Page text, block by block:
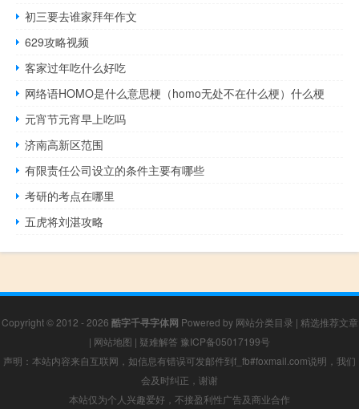
初三要去谁家拜年作文
629攻略视频
客家过年吃什么好吃
网络语HOMO是什么意思梗（homo无处不在什么梗）什么梗
元宵节元宵早上吃吗
济南高新区范围
有限责任公司设立的条件主要有哪些
考研的考点在哪里
五虎将刘湛攻略
Copyright © 2012 - 2026 酷字千寻字体网 Powered by 网站分类目录 | 精选推荐文章
| 网站地图 | 疑难解答 豫ICP备05017199号
声明：本站内容来自互联网，如信息有错误可发邮件到f_fb#foxmail.com说明，我们
会及时纠正，谢谢
本站仅为个人兴趣爱好，不接盈利性广告及商业合作